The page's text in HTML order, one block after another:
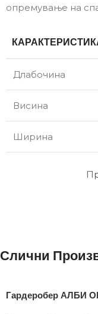
опремување на
Длабочина
Висина
Ширина
Слични
Гардеробер АЛБИ